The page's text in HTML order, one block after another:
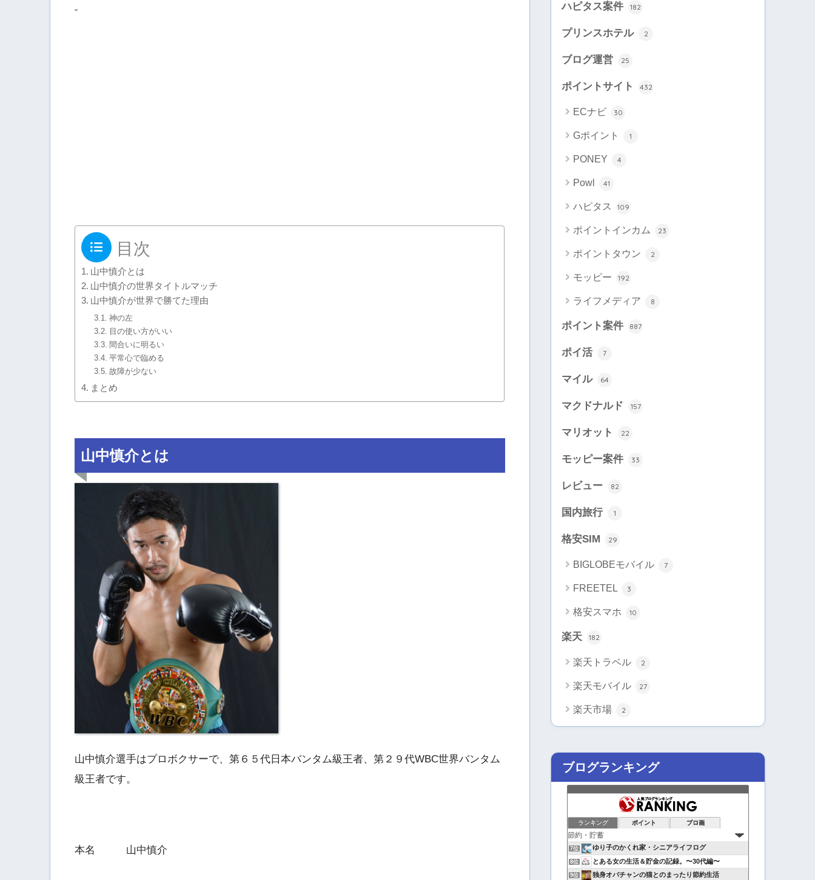
目次
山中慎介とは
山中慎介の世界タイトルマッチ
山中慎介が世界で勝てた理由
神の左
目の使い方がいい
間合いに明るい
平常心で臨める
故障が少ない
まとめ
山中慎介とは
山中慎介選手はプロボクサーで、第６５代日本バンタム級王者、第２９代WBC世界バンタム
級王者です。
本名 山中慎介
ハピタス案件 182
プリンスホテル 2
ブログ運営 25
ポイントサイト 432
ECナビ 30
Gポイント 1
PONEY 4
Powl 41
ハピタス 109
ポイントインカム 23
ポイントタウン 2
モッピー 192
ライフメディア 8
ポイント案件 887
ポイ活 7
マイル 64
マクドナルド 157
マリオット 22
モッピー案件 33
レビュー 82
国内旅行 1
格安SIM 29
BIGLOBEモバイル 7
FREETEL 3
格安スマホ 10
楽天 182
楽天トラベル 2
楽天モバイル 27
楽天市場 2
ブログランキング
ランキング ポイント ブロ画
7位 ゆり子のかくれ家・シニアライフログ
8位 とある女の生活＆貯金の記録。〜30代編〜
9位 独身オバチャンの猫とのまったり節約生活